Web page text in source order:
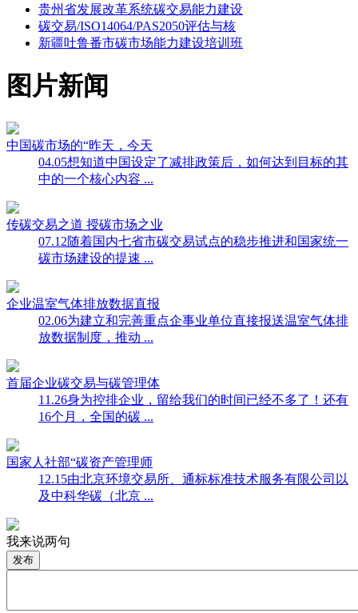
贵州省发展改革系统碳交易能力建设
碳交易/ISO14064/PAS2050评估与核
新疆吐鲁番市碳市场能力建设培训班
图片新闻
中国碳市场的“昨天，今天
04.05想知道中国设定了减排政策后，如何达到目标的其
中的一个核心内容 ...
传碳交易之道 授碳市场之业
07.12随着国内七省市碳交易试点的稳步推进和国家统一
碳市场建设的提速 ...
企业温室气体排放数据直报
02.06为建立和完善重点企事业单位直接报送温室气体排
放数据制度，推动 ...
首届企业碳交易与碳管理体
11.26身为控排企业，留给我们的时间已经不多了！还有
16个月，全国的碳 ...
国家人社部“碳资产管理师
12.15由北京环境交易所、通标标准技术服务有限公司以
及中科华碳（北京 ...
我来说两句